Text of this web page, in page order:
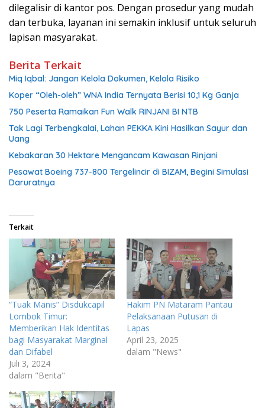
dilegalisir di kantor pos. Dengan prosedur yang mudah
dan terbuka, layanan ini semakin inklusif untuk seluruh
lapisan masyarakat.
Berita Terkait
Miq Iqbal: Jangan Kelola Dokumen, Kelola Risiko
Koper “Oleh-oleh” WNA India Ternyata Berisi 10,1 Kg Ganja
750 Peserta Ramaikan Fun Walk RINJANI BI NTB
Tak Lagi Terbengkalai, Lahan PEKKA Kini Hasilkan Sayur dan
Uang
Kebakaran 30 Hektare Mengancam Kawasan Rinjani
Pesawat Boeing 737-800 Tergelincir di BIZAM, Begini Simulasi
Daruratnya
Terkait
“Tuak Manis” Disdukcapil
Lombok Timur:
Memberikan Hak Identitas
bagi Masyarakat Marginal
dan Difabel
Juli 3, 2024
dalam "Berita"
Hakim PN Mataram Pantau
Pelaksanaan Putusan di
Lapas
April 23, 2025
dalam "News"